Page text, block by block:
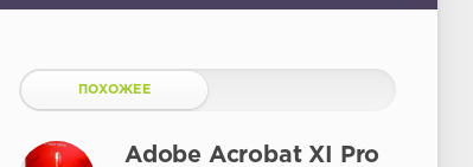
ПОХОЖЕЕ
Adobe Acrobat XI Pro